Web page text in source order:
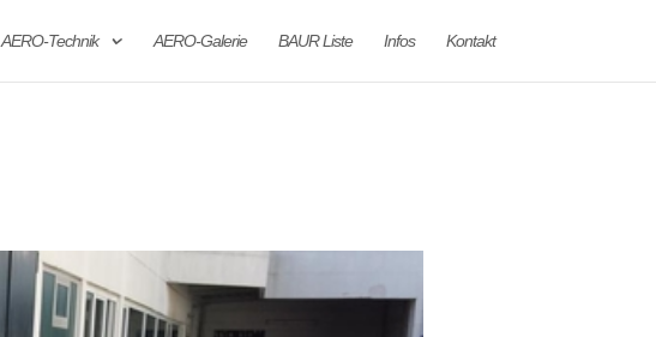
AERO-Technik AERO-Galerie BAUR Liste Infos Kontakt